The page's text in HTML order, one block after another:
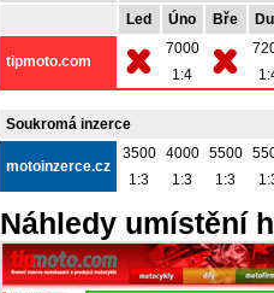
Led
Úno Bře
tipmoto.com
7000
1:4
Soukromá inzerce
motoinzerce.cz
3500 4000 5500
1:3
1:3 1:3
Náhledy umístění